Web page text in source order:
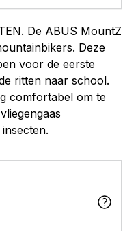
De ABUS MountZ
Deze
voor de eerste
ritten naar school.
comfortabel om te